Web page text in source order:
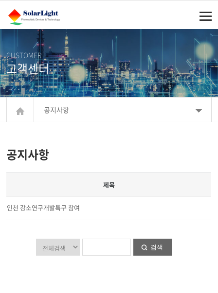
CUSTOMER
고객센터
공지사항
공지사항
제목
인천 강소연구개발특구 참여
검색